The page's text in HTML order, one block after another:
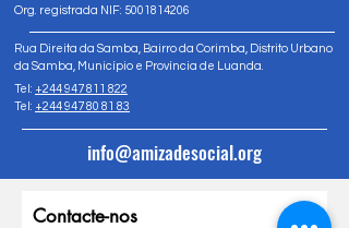
Org. registrada NIF: 5001814206
Rua Direita da Samba, Bairro da Corimba, Distrito Urbano
da Samba, Município e Província de Luanda.
Tel: +244 947 811 822
Tel: +244 947 80 81 83
info@amizadesocial.org
Contacte-nos